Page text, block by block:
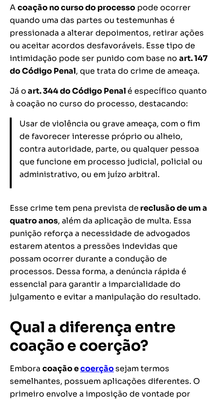
Acoação no curso do processo pode ocorrer
quando uma das partes ou testemunhas é
pressionada a alterar depoimentos, retirar ações
ou aceitar acordos desfavoráveis. Esse tipo de
intimidação pode ser punido com base no art. 147
do Código Penal, que trata do crime de ameaça.
Já oart. 344 do Código Penalé específico quanto
à coação no curso do processo, destacando:
Usar de violência ou grave ameaça, com o fim
de favorecer interesse próprio ou alheio,
contra autoridade, parte, ou qualquer pessoa
que funcione em processo judicial, policial ou
administrativo, ou em juízo arbitral.
Esse crime tem pena prevista de reclusão de um a
quatro anos, além da aplicação de multa. Essa
punição reforça a necessidade de advogados
estarem atentos a pressões indevidas que
possam ocorrer durante a condução de
processos. Dessa forma, a denúncia rápida é
essencial para garantir a imparcialidade do
julgamento e evitar a manipulação do resultado.
Qual a diferença entre
coação e coerção?
Embora coação ecoerçãosejam termos
semelhantes, possuem aplicações diferentes. O
primeiro envolve a imposição de vontade por